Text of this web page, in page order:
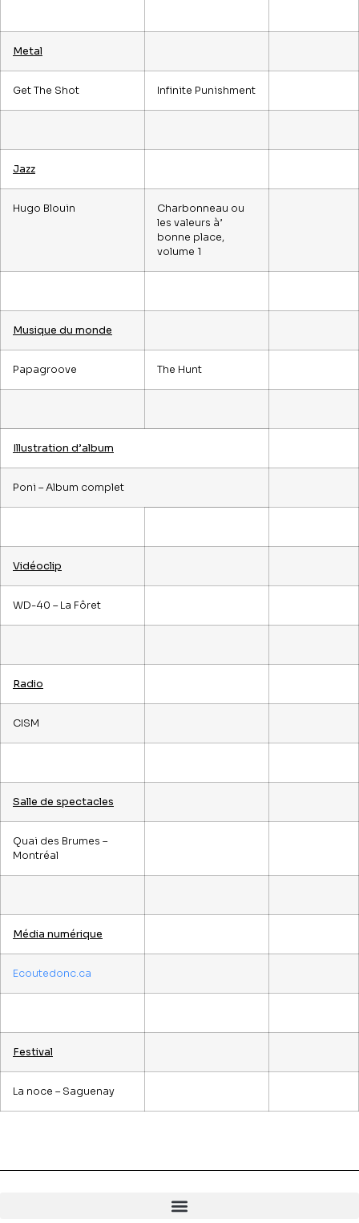
Metal
Get The Shot Infinite Punishment
Jazz
Hugo Blouin
Charbonneau ou
les valeurs à’
bonne place,
volume 1
Musique du monde
Papagroove The Hunt
Illustration d’album
Poni – Album complet
Vidéoclip
WD-40 – La Fôret
Radio
CISM
Salle de spectacles
Quai des Brumes –
Montréal
Média numérique
Ecoutedonc.ca
Festival
La noce – Saguenay